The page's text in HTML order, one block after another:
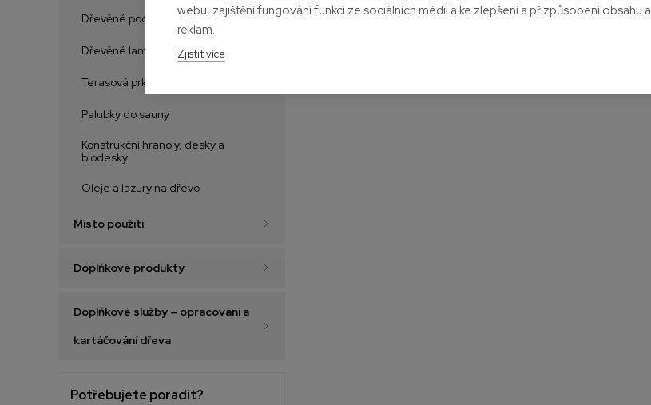
Dřevěné podlahy
Dřevěné lamely na zeď
Terasová prkna
Palubky do sauny
Konstrukční hranoly, desky a
biodesky
Oleje a lazury na dřevo
Místo použití
Doplňkové produkty
Doplňkové služby – opracování a
kartáčování dřeva
Potřebujete poradit?
webu, zajištění fungování funkcí ze sociálních médií a ke zlepšení a přizpůsobení obsahu a
reklam.
Zjistit více